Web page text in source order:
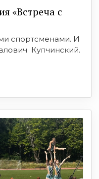
«Встреча с
спортсменами. И
Купчинский.